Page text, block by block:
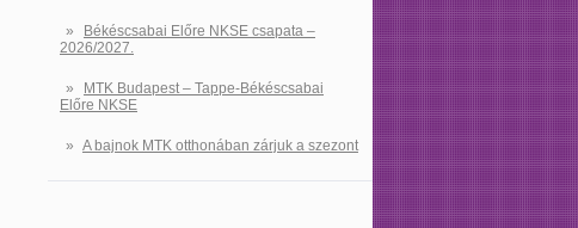
Békéscsabai Előre NKSE csapata –
2026/2027.
MTK Budapest – Tappe-Békéscsabai
Előre NKSE
A bajnok MTK otthonában zárjuk a szezont